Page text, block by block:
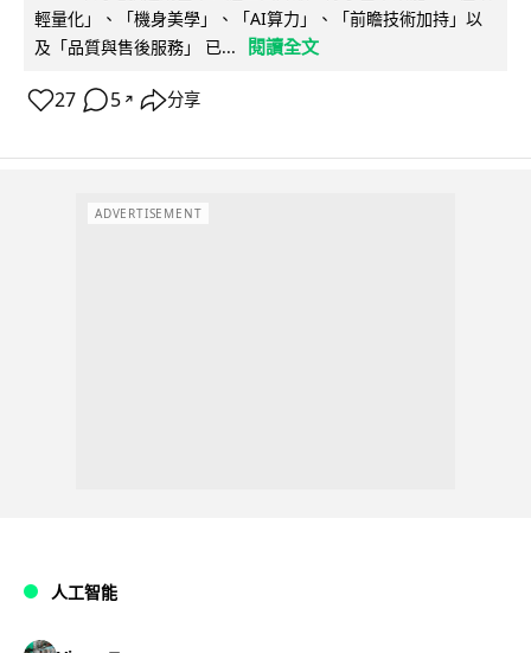
輕量化」、「機身美學」、「AI算力」、「前瞻技術加持」以
及「品質與售後服務」 已...
閱讀全文
27 5 ↗ 分享
ADVERTISEMENT
人工智能